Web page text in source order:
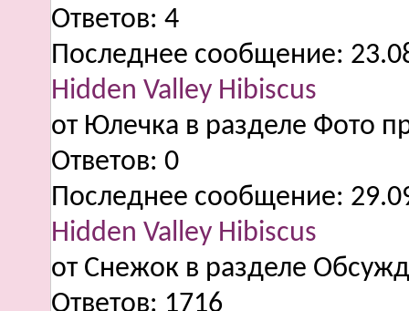
Ответов: 4
Последнее сообщение:
Hidden Valley Hibiscus
от Юлечка в разделе Фото
Ответов: 0
Последнее сообщение:
Hidden Valley Hibiscus
от Снежок в разделе
Ответов: 1716